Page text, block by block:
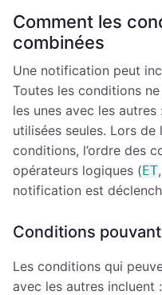
Comment les
combinées
Une notification peut
Toutes les conditions
les unes avec les
utilisées seules. Lors
conditions, l’ordre des
opérateurs logiques (ET,
notification est
Conditions
Les conditions qui
avec les autres incluent :